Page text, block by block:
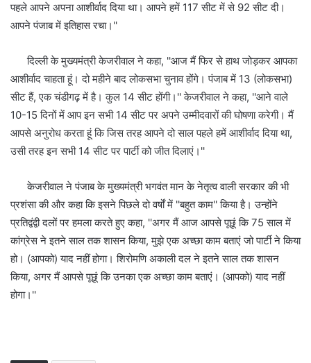
पहले आपने अपना आशीर्वाद दिया था। आपने हमें 117 सीट में से 92 सीट दी।
आपने पंजाब में इतिहास रचा।''
दिल्ली के मुख्यमंत्री केजरीवाल ने कहा, ''आज मैं फिर से हाथ जोड़कर आपका
आशीर्वाद चाहता हूं। दो महीने बाद लोकसभा चुनाव होंगे। पंजाब में 13 (लोकसभा)
सीट हैं, एक चंडीगढ़ में है। कुल 14 सीट होंगी।'' केजरीवाल ने कहा, ''आने वाले
10-15 दिनों में आप इन सभी 14 सीट पर अपने उम्मीदवारों की घोषणा करेगी। मैं
आपसे अनुरोध करता हूं कि जिस तरह आपने दो साल पहले हमें आशीर्वाद दिया था,
उसी तरह इन सभी 14 सीट पर पार्टी को जीत दिलाएं।''
केजरीवाल ने पंजाब के मुख्यमंत्री भगवंत मान के नेतृत्व वाली सरकार की भी
प्रशंसा की और कहा कि इसने पिछले दो वर्षों में ''बहुत काम'' किया है। उन्होंने
प्रतिद्वंद्वी दलों पर हमला करते हुए कहा, ''अगर मैं आज आपसे पूछूं कि 75 साल में
कांग्रेस ने इतने साल तक शासन किया, मुझे एक अच्छा काम बताएं जो पार्टी ने किया
हो। (आपको) याद नहीं होगा। शिरोमणि अकाली दल ने इतने साल तक शासन
किया, अगर मैं आपसे पूछूं कि उनका एक अच्छा काम बताएं। (आपको) याद नहीं
होगा।''